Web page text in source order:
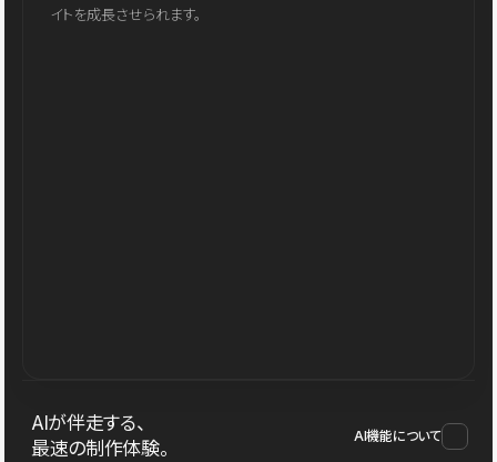
イトを成長させられます。
AIが伴走する、
最速の制作体験。
AI機能について